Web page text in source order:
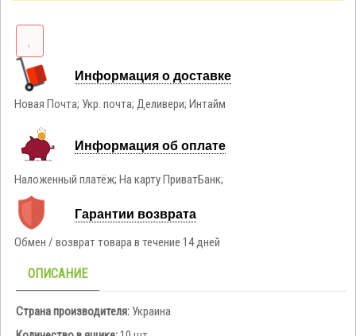
Информация о доставке
Новая Почта; Укр. почта; Деливери; Интайм
Информация об оплате
Наложенный платёж; На карту ПриватБанк;
Гарантии возврата
Обмен / возврат товара в течение 14 дней
ОПИСАНИЕ
Страна производителя: Украина